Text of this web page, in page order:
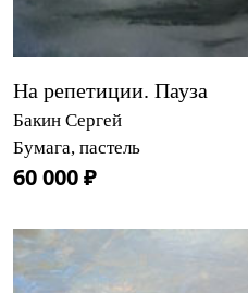
На репетиции. Пауза
Бакин Сергей
Бумага, пастель
60 000 ₽